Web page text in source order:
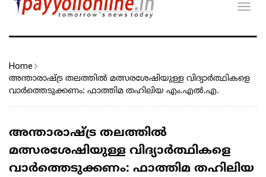
Home
അന്താരാഷ്ട്ര തലത്തിൽ മത്സരശേഷിയുള്ള വിദ്യാർത്ഥികളെ
വാർത്തെടുക്കണം: ഫാത്തിമ തഹിലിയ എം.എൽ.എ.
അന്താരാഷ്ട്ര തലത്തിൽ
മത്സരശേഷിയുള്ള വിദ്യാർത്ഥികളെ
വാർത്തെടുക്കണം: ഫാത്തിമ തഹിലിയ